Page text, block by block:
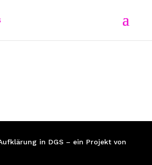
in DGS – ein Projekt von